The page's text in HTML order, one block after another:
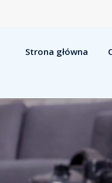
Strona główna